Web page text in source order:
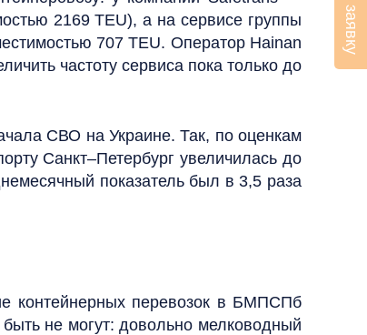
2169 TEU), а на сервисе группы
707 TEU. Оператор Hainan
частоту сервиса пока только до
СВО на Украине. Так, по оценкам
Санкт–Петербург увеличилась до
показатель был в 3,5 раза
контейнерных перевозок в БМПСПб
не могут: довольно мелководный